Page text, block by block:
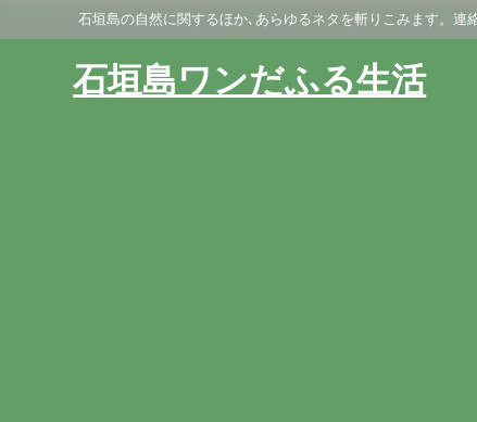
石垣島の自然に関するほか､あらゆるネタを斬りこみます。連
石垣島ワンだふる生活